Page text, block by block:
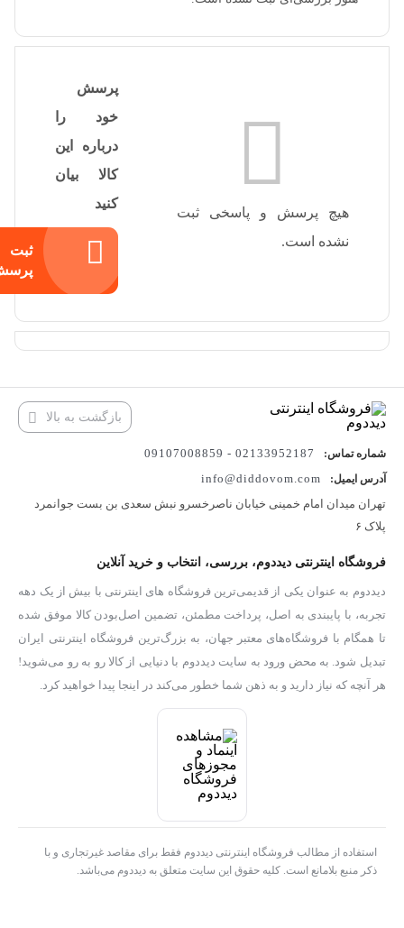
هیچ پرسش و پاسخی ثبت
نشده است.
پرسش
خود را
درباره این
کالا بیان
کنید
ثبت
بازگشت به بالا
شماره تماس: 02133952187 - 09107008859
آدرس ایمیل:
info@diddovom.com
تهران میدان امام خمینی خیابان ناصرخسرو نبش سعدی بن بست جوانمرد
پلاک ۶
فروشگاه اینترنتی دیددوم، بررسی، انتخاب و خرید آنلاین
دیددوم به عنوان یکی از قدیمی‌ترین فروشگاه های اینترنتی با بیش از یک دهه
تجربه، با پایبندی به اصل، پرداخت مطمئن، تضمین اصل‌بودن کالا موفق شده
تا همگام با فروشگاه‌های معتبر جهان، به بزرگ‌ترین فروشگاه اینترنتی ایران
تبدیل شود. به محض ورود به سایت دیددوم با دنیایی از کالا رو به رو می‌شوید!
هر آنچه که نیاز دارید و به ذهن شما خطور می‌کند در اینجا پیدا خواهید کرد.
استفاده از مطالب فروشگاه اینترنتی دیددوم فقط برای مقاصد غیرتجاری و با
ذکر منبع بلامانع است. کلیه حقوق این سایت متعلق به دیددوم می‌باشد.